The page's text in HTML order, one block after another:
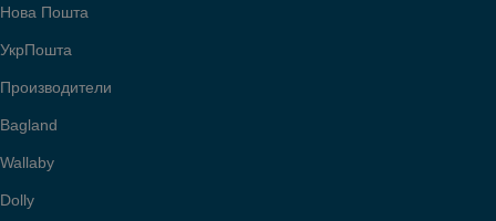
Нова Пошта
УкрПошта
Производители
Bagland
Wallaby
Dolly